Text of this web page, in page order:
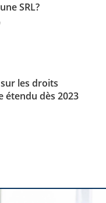
SRL?
les droits
étendu dès 2023